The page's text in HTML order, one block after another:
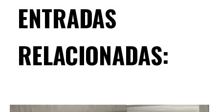
ENTRADAS
RELACIONADAS: